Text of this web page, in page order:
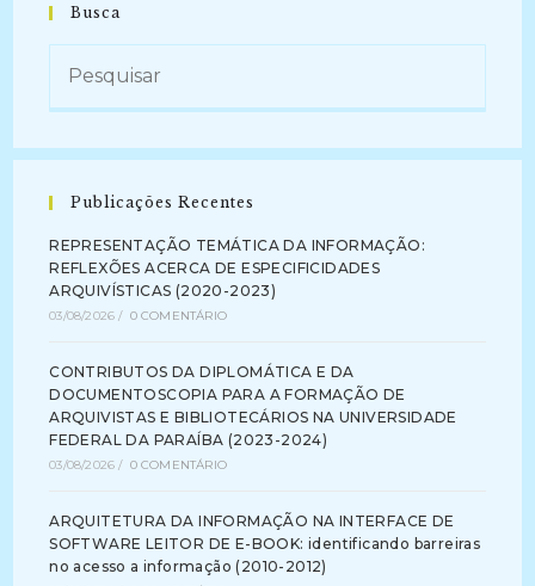
LUZ
DA
Atual)
Busca
Publicações Recentes
REPRESENTAÇÃO TEMÁTICA DA INFORMAÇÃO:
REFLEXÕES ACERCA DE ESPECIFICIDADES
ARQUIVÍSTICAS (2020-2023)
03/08/2026 / 0 COMENTÁRIO
CONTRIBUTOS DA DIPLOMÁTICA E DA
DOCUMENTOSCOPIA PARA A FORMAÇÃO DE
ARQUIVISTAS E BIBLIOTECÁRIOS NA UNIVERSIDADE
FEDERAL DA PARAÍBA (2023-2024)
03/08/2026 / 0 COMENTÁRIO
ARQUITETURA DA INFORMAÇÃO NA INTERFACE DE
SOFTWARE LEITOR DE E-BOOK: identificando barreiras
no acesso a informação (2010-2012)